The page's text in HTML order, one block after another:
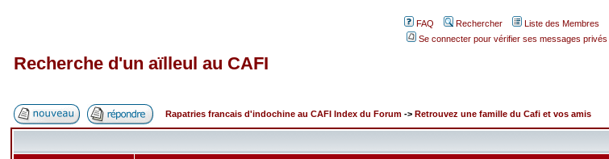
FAQ Rechercher Liste des Membres
Se connecter pour vérifier ses messages privés
Recherche d'un aïlleul au CAFI
Rapatries francais d'indochine au CAFI Index du Forum -> Retrouvez une famille du Cafi et vos amis